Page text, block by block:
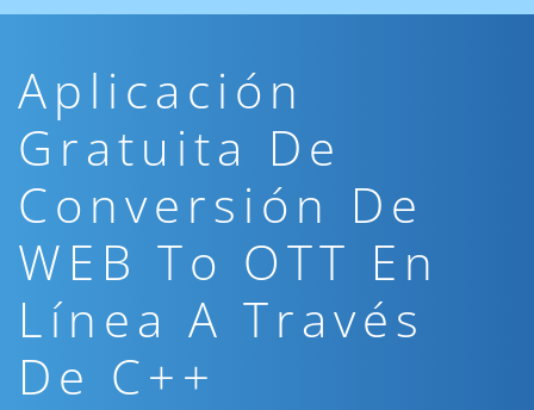
Aplicación
Gratuita De
Conversión De
WEB To OTT En
Línea A Través
De C++